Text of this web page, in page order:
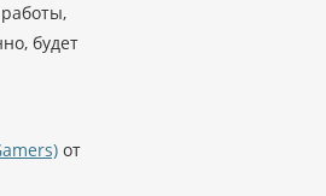
будет
от